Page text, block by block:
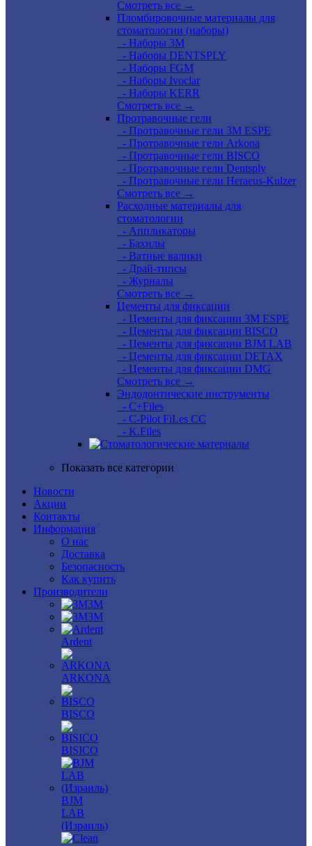
Смотреть все →
Пломбировочные материалы для
стоматологии (наборы)
- Наборы 3М
- Наборы DENTSPLY
- Наборы FGM
- Наборы Ivoclar
- Наборы KERR
Смотреть все →
Протравочные гели
- Протравочные гели 3М ESPE
- Протравочные гели Arkona
- Протравочные гели BISCO
- Протравочные гели Dentsply
- Протравочные гели Heraeus-Kulzer
Смотреть все →
Расходные материалы для
стоматологии
- Аппликаторы
- Бахилы
- Ватные валики
- Драй-типсы
- Журналы
Смотреть все →
Цементы для фиксации
- Цементы для фиксации 3M ESPE
- Цементы для фиксации BISCO
- Цементы для фиксации BJM LAB
- Цементы для фиксации DETAX
- Цементы для фиксации DMG
Смотреть все →
Эндодонтические инструменты
- C+Files
- C-Pilot FiLes CC
- K.Files
Показать все категории
Новости
Акции
Контакты
Информация
О нас
Доставка
Безопасность
Как купить
Производители
3M
3М
Ardent
ARKONA
BISCO
BISICO
BJM
LAB
(Израиль)